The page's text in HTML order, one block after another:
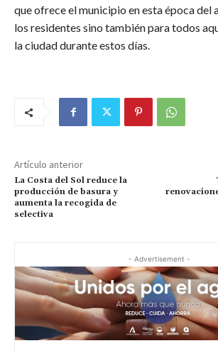
que ofrece el municipio en esta época del
los residentes sino también para todos
la ciudad durante estos días.
Artículo anterior
La Costa del Sol reduce la
producción de basura y
aumenta la recogida de
selectiva
- Advertisement -